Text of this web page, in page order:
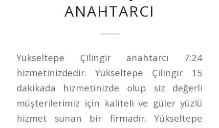
ANAHTARCI
Yükseltepe Çilingir anahtarcı 7:24
hizmetinizdedir. Yükseltepe Çilingir 15
dakikada hizmetinizde olup siz değerli
müşterilerimiz için kaliteli ve güler yüzlü
hizmet sunan bir firmadır. Yükseltepe